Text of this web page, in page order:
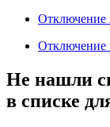
Отключение
Отключение
Не нашли
в списке